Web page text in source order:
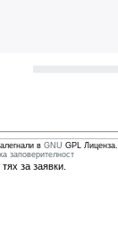
в GNU GPL Лиценза.
заповерителност
за заявки.